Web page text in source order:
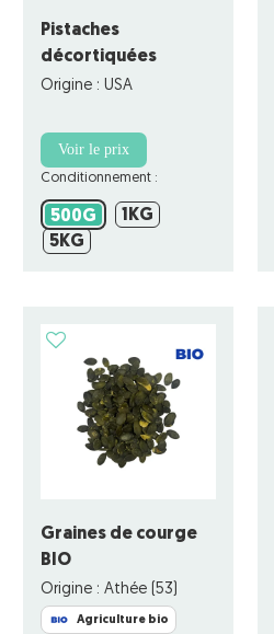
Pistaches
décortiquées
Origine : USA
Voir le prix
Conditionnement :
500G 500G
1KG
5KG
Graines de courge
BIO
Origine : Athée (53)
Agriculture bio